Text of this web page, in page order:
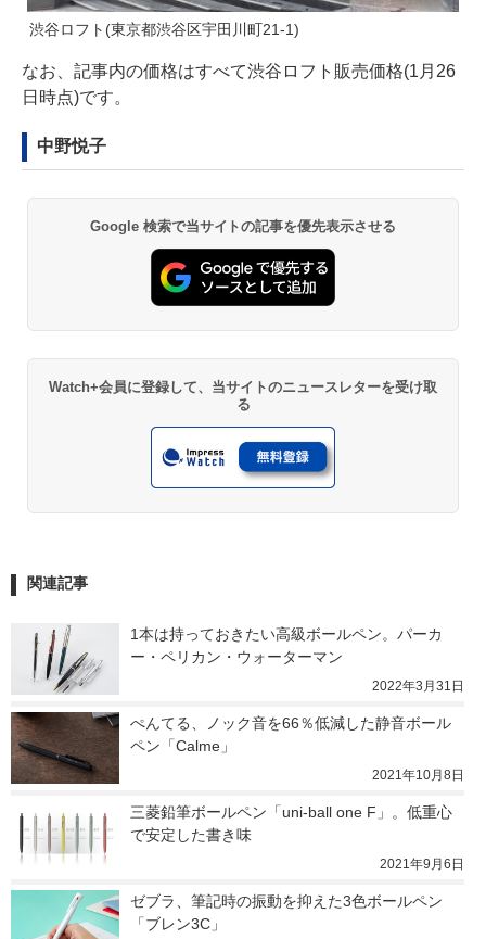
渋谷ロフト(東京都渋谷区宇田川町21-1)
なお、記事内の価格はすべて渋谷ロフト販売価格(1月26
日時点)です。
中野悦子
Google 検索で当サイトの記事を優先表示させる
Watch+会員に登録して、当サイトのニュースレターを受け取
る
関連記事
1本は持っておきたい高級ボールペン。パーカ
ー・ペリカン・ウォーターマン
2022年3月31日
ぺんてる、ノック音を66％低減した静音ボール
ペン「Calme」
2021年10月8日
三菱鉛筆ボールペン「uni-ball one F」。低重心
で安定した書き味
2021年9月6日
ゼブラ、筆記時の振動を抑えた3色ボールペン
「ブレン3C」